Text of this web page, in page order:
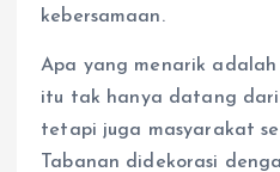
kebersamaan.
Apa yang menarik
itu tak hanya datang
tetapi juga masyarakat
Tabanan didekorasi